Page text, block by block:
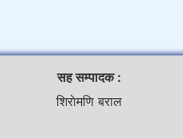
सह सम्पादक :
शिराेमणि बराल